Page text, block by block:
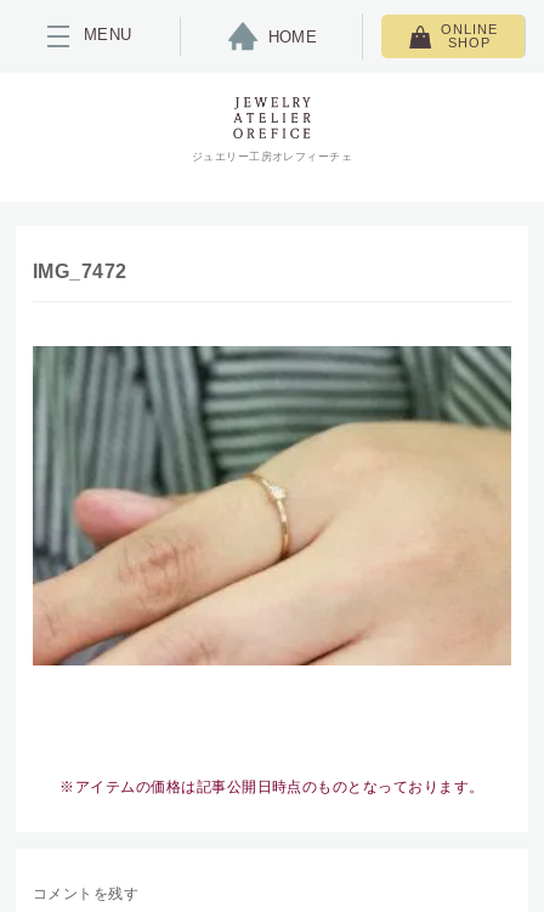
MENU HOME
ONLINE
SHOP
ジュエリー工房オレフィーチェ
IMG_7472
※アイテムの価格は記事公開日時点のものとなっております。
コメントを残す